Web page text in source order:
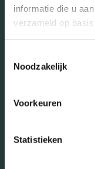
informatie die u
verzameld op
Noodzakelijk
Voorkeuren
Statistieken